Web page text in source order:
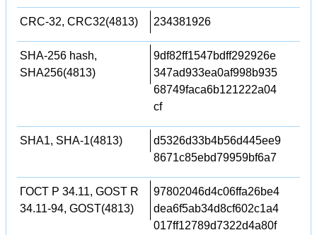
CRC-32, CRC32(4813) 234381926
SHA-256 hash,
SHA256(4813)
9df82ff1547bdff292926e
347ad933ea0af998b935
68749faca6b121222a04
cf
SHA1, SHA-1(4813)
d5326d33b4b56d445ee9
8671c85ebd79959bf6a7
ГОСТ Р 34.11, GOST R
34.11-94, GOST(4813)
97802046d4c06ffa26be4
dea6f5ab34d8cf602c1a4
017ff12789d7322d4a80f